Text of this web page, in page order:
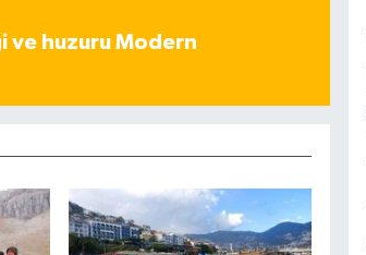
ve huzuru Modern